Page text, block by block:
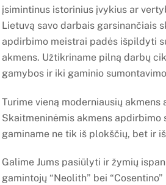
įsimintinus istorinius įvykius ar
Lietuvą savo darbais garsinančiais
apdirbimo meistrai padės išpildyti
akmens. Užtikriname pilną darbų
gamybos ir iki gaminio
Turime vieną moderniausių
Skaitmeninėmis akmens
gaminame ne tik iš plokščių, bet ir
Galime Jums pasiūlyti ir žymių
gamintojų “Neolith” bei